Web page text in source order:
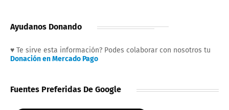
Ayudanos Donando
♥ Te sirve esta información? Podes colaborar con nosotros tu
Donación en Mercado Pago
Fuentes Preferidas De Google